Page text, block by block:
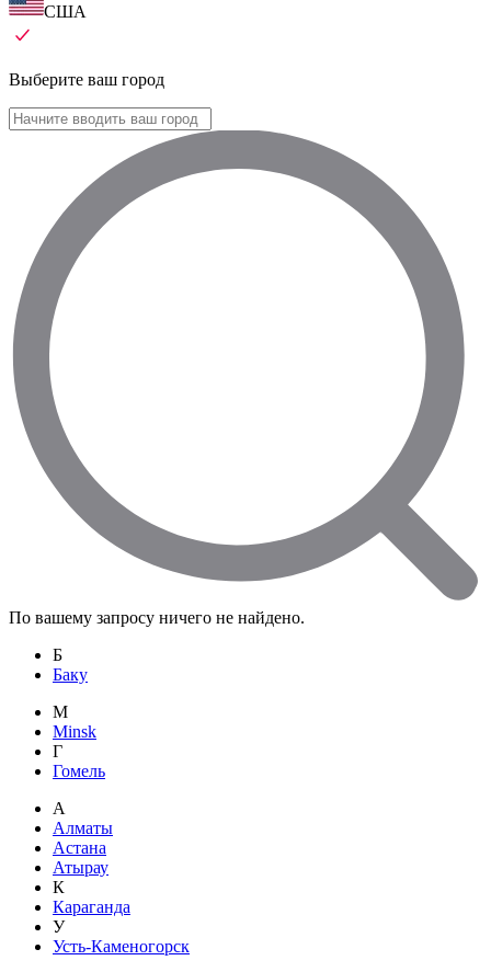
США
Выберите ваш город
По вашему запросу ничего не найдено.
Б
Баку
M
Minsk
Г
Гомель
А
Алматы
Астана
Атырау
К
Караганда
У
Усть-Каменогорск